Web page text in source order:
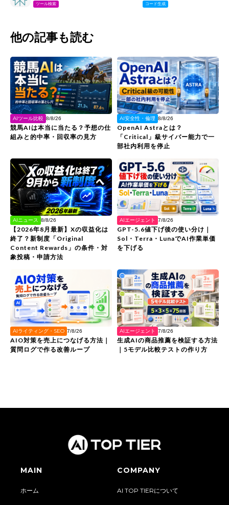
ツール検索 コード生成
他の記事も読む
AIツール比較 8/8/26
競馬AIは本当に当たる？予想の仕
組みと的中率・回収率の見方
AI安全性・倫理 8/8/26
OpenAI Astraとは？
「Critical」級サイバー能力で一
部社内利用を停止
AIニュース 8/8/26
【2026年8月最新】Xの収益化は
終了？新制度「Original
Content Rewards」の条件・対
象投稿・申請方法
AIエージェント 7/8/26
GPT-5.6値下げ後の使い分け｜
Sol・Terra・LunaでAI作業単価
を下げる
AIライティング・SEO 7/8/26
AIO対策を売上につなげる方法｜
質問ログで作る改善ループ
AIエージェント 7/8/26
生成AIの商品推薦を検証する方法
｜5モデル比較テストの作り方
MAIN
ホーム
COMPANY
AI TOP TIERについて